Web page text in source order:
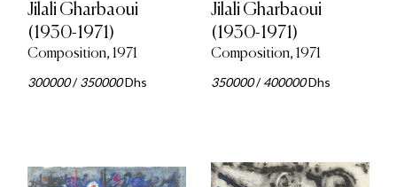
Jilali Gharbaoui
(1930-1971)
Composition, 1971
300000/350000Dhs
Jilali Gharbaoui
(1930-1971)
Composition, 1971
350000/400000Dhs